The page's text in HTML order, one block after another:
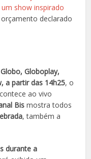
um show inspirado
declarado
Globoplay,
a partir das 14h25, o
ao vivo
Bis mostra todos
, também a
durante a